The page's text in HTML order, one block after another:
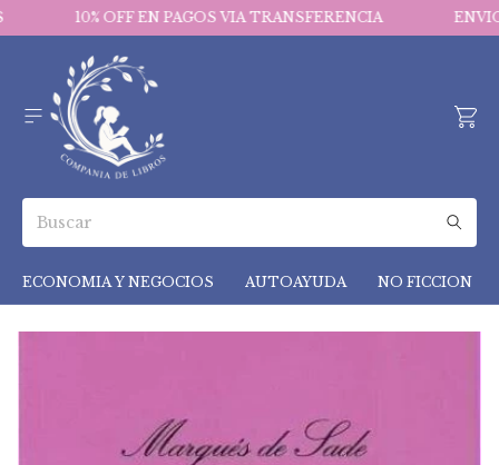
10% OFF EN PAGOS VIA TRANSFERENCIA
ECONOMIA Y NEGOCIOS AUTOAYUDA NO FICCION